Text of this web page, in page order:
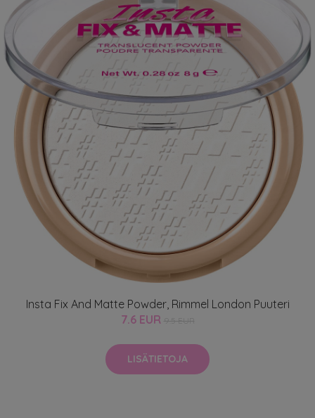
Insta Fix And Matte Powder, Rimmel London Puuteri
7.6 EUR
LISÄTIETOJA